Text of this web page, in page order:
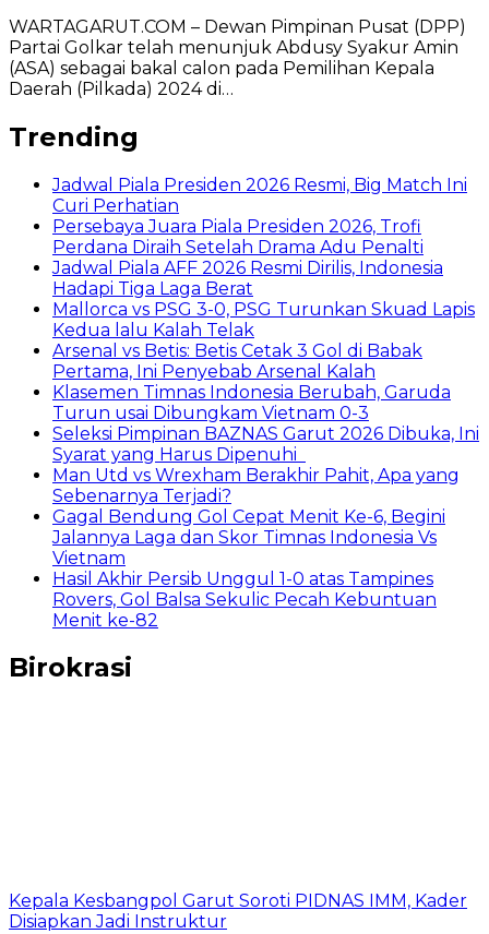
WARTAGARUT.COM – Dewan Pimpinan Pusat (DPP)
Partai Golkar telah menunjuk Abdusy Syakur Amin
(ASA) sebagai bakal calon pada Pemilihan Kepala
Daerah (Pilkada) 2024 di…
Trending
Jadwal Piala Presiden 2026 Resmi, Big Match Ini
Curi Perhatian
Persebaya Juara Piala Presiden 2026, Trofi
Perdana Diraih Setelah Drama Adu Penalti
Jadwal Piala AFF 2026 Resmi Dirilis, Indonesia
Hadapi Tiga Laga Berat
Mallorca vs PSG 3-0, PSG Turunkan Skuad Lapis
Kedua lalu Kalah Telak
Arsenal vs Betis: Betis Cetak 3 Gol di Babak
Pertama, Ini Penyebab Arsenal Kalah
Klasemen Timnas Indonesia Berubah, Garuda
Turun usai Dibungkam Vietnam 0-3
Seleksi Pimpinan BAZNAS Garut 2026 Dibuka, Ini
Syarat yang Harus Dipenuhi
Man Utd vs Wrexham Berakhir Pahit, Apa yang
Sebenarnya Terjadi?
Gagal Bendung Gol Cepat Menit Ke-6, Begini
Jalannya Laga dan Skor Timnas Indonesia Vs
Vietnam
Hasil Akhir Persib Unggul 1-0 atas Tampines
Rovers, Gol Balsa Sekulic Pecah Kebuntuan
Menit ke-82
Birokrasi
Kepala Kesbangpol Garut Soroti PIDNAS IMM, Kader
Disiapkan Jadi Instruktur